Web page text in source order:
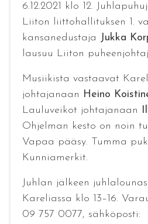
6.12.2021 klo 12.
Liiton liittohallituksen 1.
kansanedustaja Jukka
lausuu Liiton
Musiikista vastaavat
johtajanaan Heino
Lauluveikot johtajanaan
Ohjelman kesto on noin
Vapaa pääsy. Tumma
Kunniamerkit.
Juhlan jälkeen
Kareliassa klo 13–16.
09 757 0077, sähköposti: